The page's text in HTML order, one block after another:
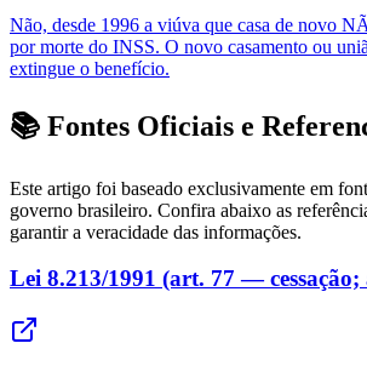
Não, desde 1996 a viúva que casa de novo
por morte do INSS. O novo casamento ou
extingue o benefício.
📚 Fontes Oficiais e
Este artigo foi baseado exclusivamente em
governo brasileiro. Confira abaixo as
garantir a veracidade das informações.
Lei 8.213/1991 (art. 77 — cessação;